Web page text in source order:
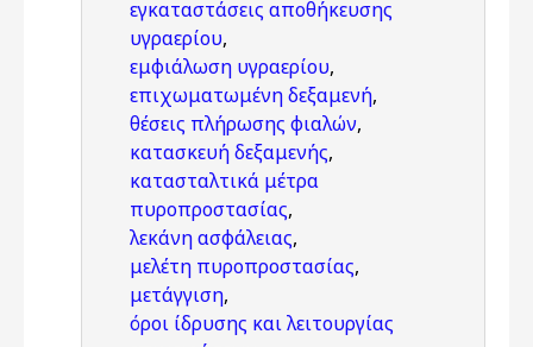
εγκαταστάσεις αποθήκευσης
υγραερίου,
εμφιάλωση υγραερίου,
επιχωματωμένη δεξαμενή,
θέσεις πλήρωσης φιαλών,
κατασκευή δεξαμενής,
κατασταλτικά μέτρα
πυροπροστασίας,
λεκάνη ασφάλειας,
μελέτη πυροπροστασίας,
μετάγγιση,
όροι ίδρυσης και λειτουργίας